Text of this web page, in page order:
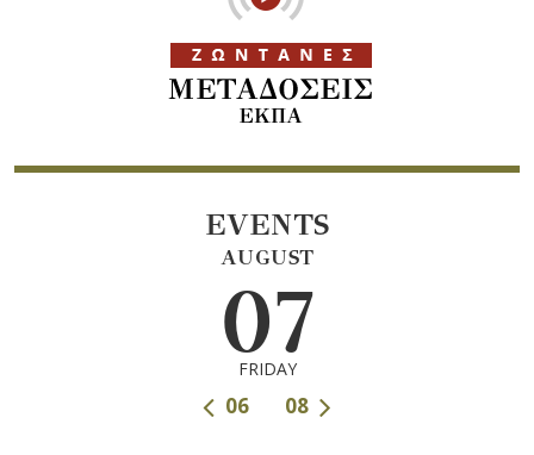
EVENTS
AUGUST
07
FRIDAY
08
06